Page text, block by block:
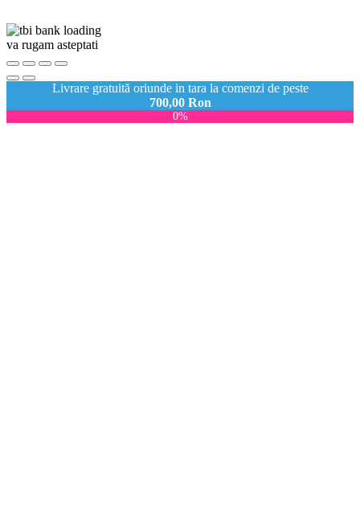
va rugam asteptati
Livrare gratuită oriunde in tara la comenzi de peste
700,00 Ron
0%